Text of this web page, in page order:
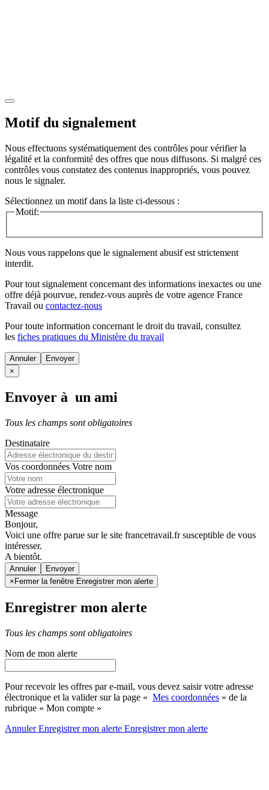
Motif du signalement
Nous effectuons systématiquement des contrôles pour vérifier la
légalité et la conformité des offres que nous diffusons. Si malgré ces
contrôles vous constatez des contenus inappropriés, vous pouvez
nous le signaler.
Sélectionnez un motif dans la liste ci-dessous :
Motif:
Nous vous rappelons que le signalement abusif est strictement
interdit.
Pour tout signalement concernant des informations inexactes ou une
offre déjà pourvue, rendez-vous auprès de votre agence France
Travail ou contactez-nous
Pour toute information concernant le droit du travail, consultez
les fiches pratiques du Ministère du travail
Annuler
×
Envoyer à un ami
Tous les champs sont obligatoires
Destinataire
Vos coordonnées Votre nom
Votre adresse électronique
Message
Bonjour,
Voici une offre parue sur le site francetravail.fr susceptible de vous
intéresser.
A bientôt.
Annuler
× Fermer la fenêtre Enregistrer mon alerte
Enregistrer mon alerte
Tous les champs sont obligatoires
Nom de mon alerte
Pour recevoir les offres par e-mail, vous devez saisir votre adresse
électronique et la valider sur la page « Mes coordonnées » de la
rubrique « Mon compte »
AnnulerEnregistrer mon alerte Enregistrermon alerte